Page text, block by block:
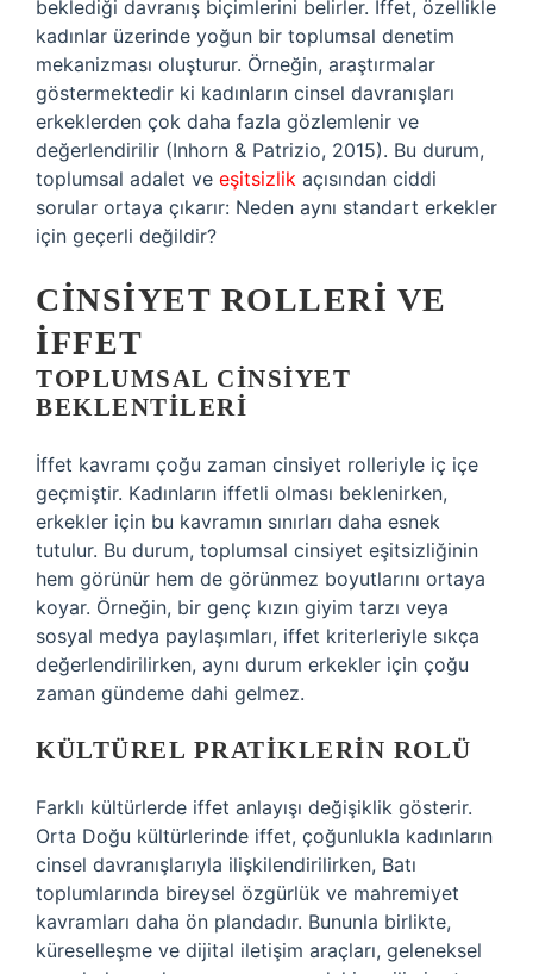
beklediği davranış biçimlerini belirler. İffet, özellikle
kadınlar üzerinde yoğun bir toplumsal denetim
mekanizması oluşturur. Örneğin, araştırmalar
göstermektedir ki kadınların cinsel davranışları
erkeklerden çok daha fazla gözlemlenir ve
değerlendirilir (Inhorn & Patrizio, 2015). Bu durum,
toplumsal adalet ve eşitsizlik açısından ciddi
sorular ortaya çıkarır: Neden aynı standart erkekler
için geçerli değildir?
CINSIYET ROLLERI VE
İFFET
TOPLUMSAL CINSIYET
BEKLENTILERI
İffet kavramı çoğu zaman cinsiyet rolleriyle iç içe
geçmiştir. Kadınların iffetli olması beklenirken,
erkekler için bu kavramın sınırları daha esnek
tutulur. Bu durum, toplumsal cinsiyet eşitsizliğinin
hem görünür hem de görünmez boyutlarını ortaya
koyar. Örneğin, bir genç kızın giyim tarzı veya
sosyal medya paylaşımları, iffet kriterleriyle sıkça
değerlendirilirken, aynı durum erkekler için çoğu
zaman gündeme dahi gelmez.
KÜLTÜREL PRATIKLERIN ROLÜ
Farklı kültürlerde iffet anlayışı değişiklik gösterir.
Orta Doğu kültürlerinde iffet, çoğunlukla kadınların
cinsel davranışlarıyla ilişkilendirilirken, Batı
toplumlarında bireysel özgürlük ve mahremiyet
kavramları daha ön plandadır. Bununla birlikte,
küreselleşme ve dijital iletişim araçları, geleneksel